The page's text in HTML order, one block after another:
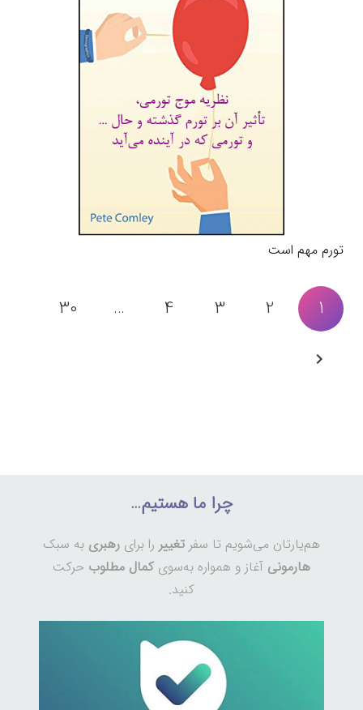
تورم مهم است
1
2
3
4
…
30
چرا ما هستیم…
هم‌یارتان می‌شویم تا سفر تغییر را برای رهبری به سبک
هارمونی آغاز و همواره به‌سوی کمال مطلوب حرکت
کنید.